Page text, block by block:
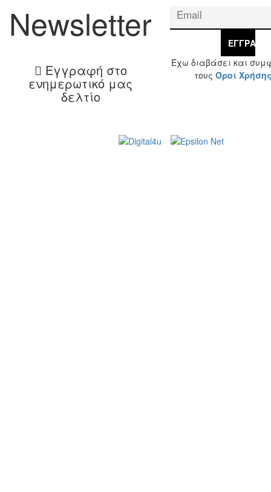
Newsletter
Εγγραφή στο
ενημερωτικό μας
δελτίο
ΕΓΓΡΑΦΉ
Έχω διαβάσει και
τους Όροι